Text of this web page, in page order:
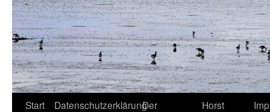
Start DatenschutzerklärungDer
Horst